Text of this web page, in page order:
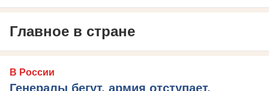
Главное в стране
В России
Генералы бегут, армия отступает,